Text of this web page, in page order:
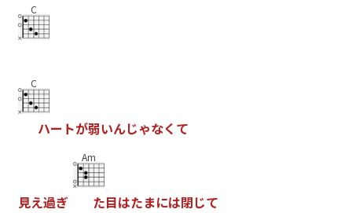
C
C
ハー トが弱いんじゃなく て
見え過ぎ
Am
た目はたまには閉じて